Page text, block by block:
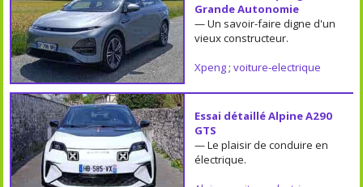
Grande Autonomie
— Un savoir-faire digne d'un
vieux constructeur.
Xpeng; voiture-electrique
Essai détaillé Alpine A290
GTS
— Le plaisir de conduire en
électrique.